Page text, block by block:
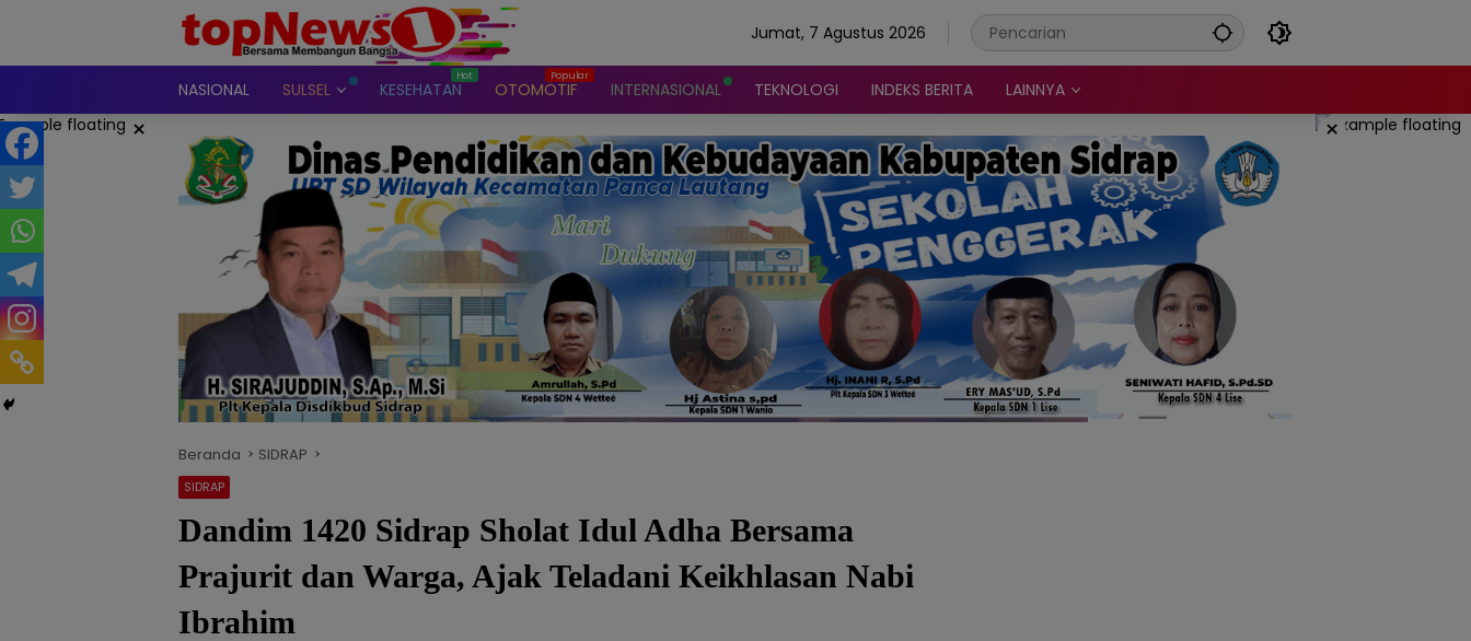
Jumat, 7 Agustus 2026
NASIONAL SULSEL KESEHATAN OTOMOTIF INTERNASIONAL TEKNOLOGI INDEKS BERITA LAINNYA
× ×
Beranda SIDRAP
SIDRAP
Dandim 1420 Sidrap Sholat Idul Adha Bersama
Prajurit dan Warga, Ajak Teladani Keikhlasan Nabi
Ibrahim